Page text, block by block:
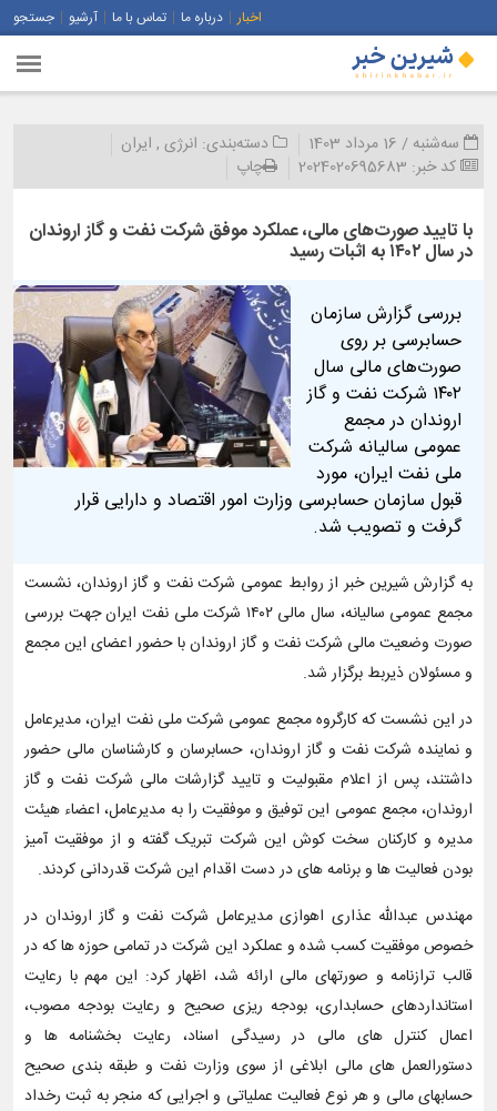
اخبار درباره ما تماس با ما آرشیو جستجو
سه‌شنبه / 16 مرداد 1403 دسته‌بندی: انرژی , ایران
کد خبر: 2024020695683 چاپ
با تایید صورت‌های مالی، عملكرد موفق شركت نفت و گاز اروندان
در سال ۱۴۰۲ به اثبات رسید
بررسی گزارش سازمان
حسابرسی بر روی
صورت‌های مالی سال
۱۴۰۲ شركت نفت و گاز
اروندان در مجمع
عمومی سالیانه شرکت
ملی نفت ایران، مورد
قبول سازمان حسابرسی وزارت امور اقتصاد و دارایی قرار
گرفت و تصویب شد.
به گزارش شیرین خبر از روابط عمومی شرکت نفت و گاز اروندان، نشست
مجمع عمومی سالیانه، سال مالی ۱۴۰۲ شرکت ملی نفت ایران جهت بررسی
صورت وضعیت مالی شرکت نفت و گاز اروندان با حضور اعضای این مجمع
و مسئولان ذیربط برگزار شد.
در این نشست که کارگروه مجمع عمومی شرکت ملی نفت ایران، مدیرعامل
و نماینده شرکت نفت و گاز اروندان، حسابرسان و کارشناسان مالی حضور
داشتند، پس از اعلام مقبولیت و تایید گزارشات مالی شرکت نفت و گاز
اروندان، مجمع عمومی این توفیق و موفقیت را به مدیرعامل، اعضاء هیئت
مدیره و کارکنان سخت کوش این شرکت تبریک گفته و از موفقیت آمیز
بودن فعالیت ها و برنامه های در دست اقدام این شرکت قدردانی کردند.
مهندس عبدالله عذاری اهوازی مدیرعامل شرکت نفت و گاز اروندان در
خصوص موفقیت کسب شده و عملکرد این شرکت در تمامی حوزه ها ‌که در
قالب ترازنامه و صورتهای مالی ارائه شد، اظهار کرد: این مهم با رعایت
استانداردهای حسابداری، بودجه ریزی صحیح و رعایت بودجه مصوب،
اعمال کنترل های مالی در رسیدگی اسناد، رعایت بخشنامه ها و
دستورالعمل های مالی ابلاغی از سوی وزارت نفت و طبقه بندی صحیح
حسابهای مالی و هر نوع فعالیت عملیاتی و اجرایی که منجر به ثبت رخداد